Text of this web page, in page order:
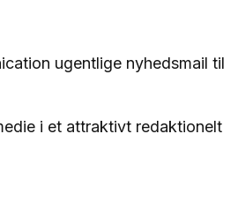
ugentlige nyhedsmail til
i et attraktivt redaktionelt